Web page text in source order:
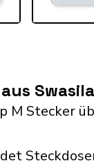
M Stecker